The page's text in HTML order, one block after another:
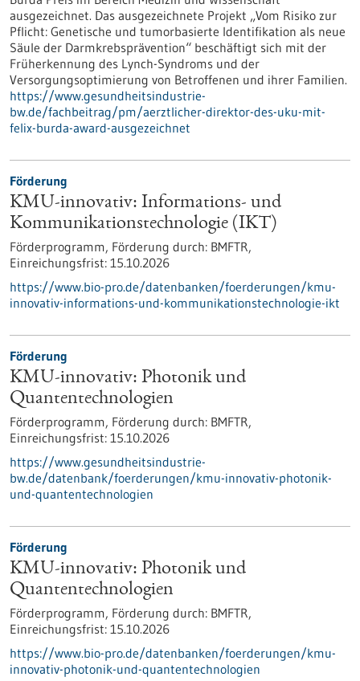
ausgezeichnet. Das ausgezeichnete Projekt „Vom Risiko zur
Pflicht: Genetische und tumorbasierte Identifikation als neue
Säule der Darmkrebsprävention“ beschäftigt sich mit der
Früherkennung des Lynch-​Syndroms und der
Versorgungsoptimierung von Betroffenen und ihrer Familien.
https://www.gesundheitsindustrie-
bw.de/fachbeitrag/pm/aerztlicher-direktor-des-uku-mit-
felix-burda-award-ausgezeichnet
Förderung
KMU-innovativ: Informations- und
Kommunikationstechnologie (IKT)
Förderprogramm, Förderung durch: BMFTR,
Einreichungsfrist: 15.10.2026
https://www.bio-pro.de/datenbanken/foerderungen/kmu-
innovativ-informations-und-kommunikationstechnologie-ikt
Förderung
KMU-innovativ: Photonik und
Quantentechnologien
Förderprogramm, Förderung durch: BMFTR,
Einreichungsfrist: 15.10.2026
https://www.gesundheitsindustrie-
bw.de/datenbank/foerderungen/kmu-innovativ-photonik-
und-quantentechnologien
Förderung
KMU-innovativ: Photonik und
Quantentechnologien
Förderprogramm, Förderung durch: BMFTR,
Einreichungsfrist: 15.10.2026
https://www.bio-pro.de/datenbanken/foerderungen/kmu-
innovativ-photonik-und-quantentechnologien